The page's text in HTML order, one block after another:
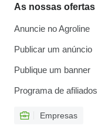
As nossas ofertas
Anuncie no Agroline
Publicar um anúncio
Publique um banner
Programa de afiliados
Empresas